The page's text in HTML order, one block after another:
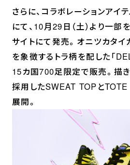
ス
ス
さらに、コラボレーションアイ
にて、10月29日（土）より一部
サイトにて発売。オニツカタイ
を象徴するトラ柄を配した「
15カ国700足限定で販売。描
採用したSWEAT TOPと
展開。